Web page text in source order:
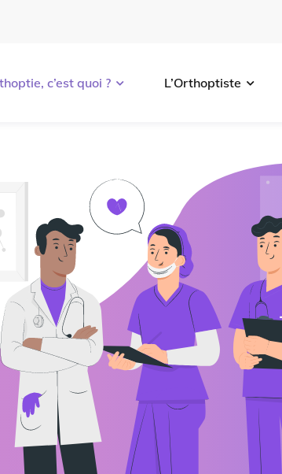
c’est quoi ? L’Orthoptiste